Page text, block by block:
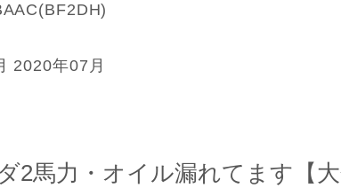
2020年07月
2馬力・オイル漏れてます【大